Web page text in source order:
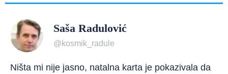
Saša Radulović
@kosmik_radule
Ništa mi nije jasno, natalna karta je pokazivala da